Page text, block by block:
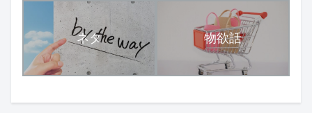
ネタ 物欲話